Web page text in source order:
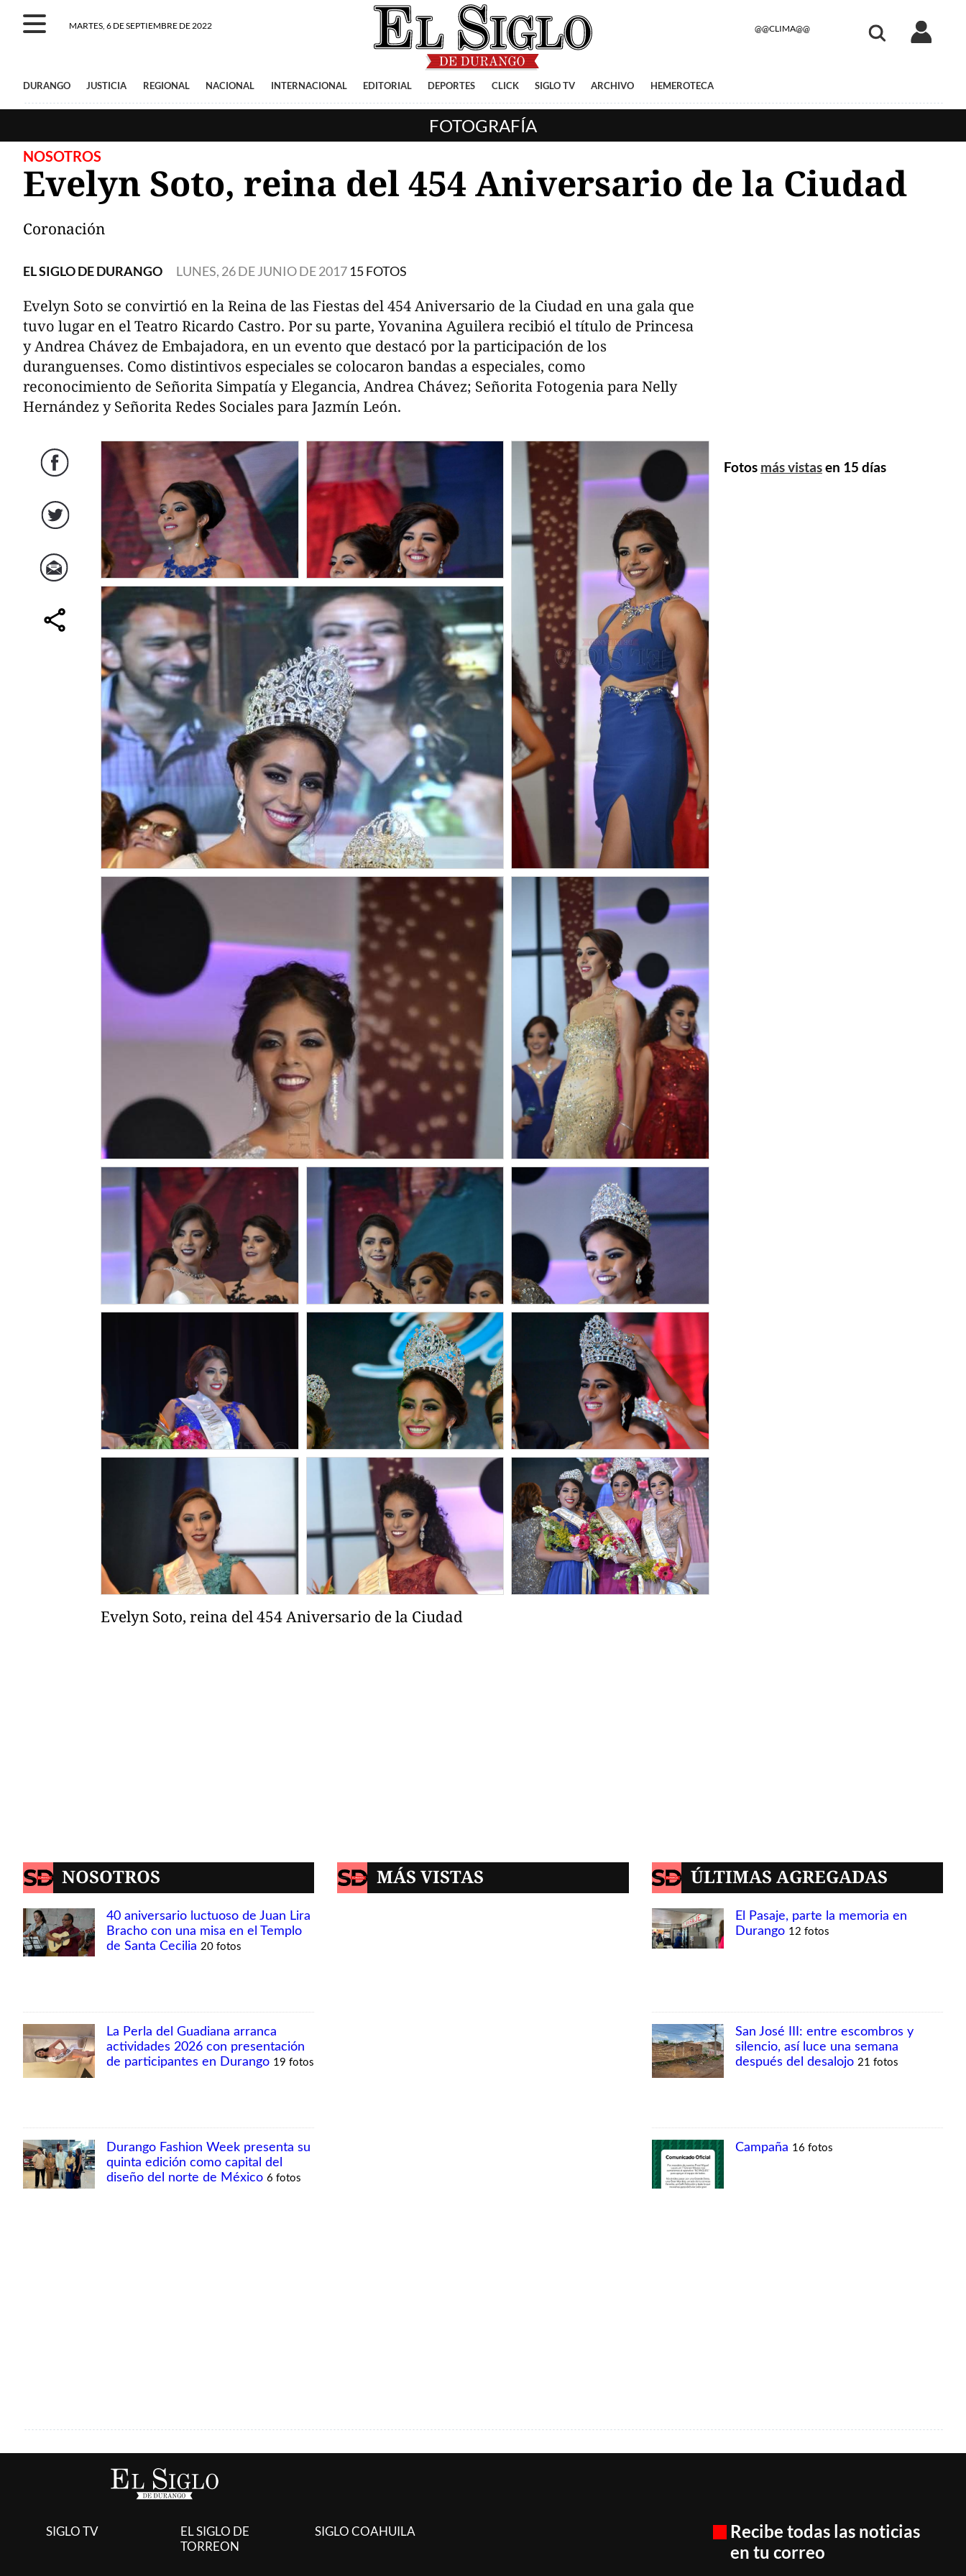
MARTES, 6 DE SEPTIEMBRE DE 2022 @@CLIMA@@
DURANGO JUSTICIA REGIONAL NACIONAL INTERNACIONAL EDITORIAL DEPORTES CLICK SIGLO TV ARCHIVO HEMEROTECA
FOTOGRAFÍA
NOSOTROS
Evelyn Soto, reina del 454 Aniversario de la Ciudad
Coronación
EL SIGLO DE DURANGO LUNES, 26 DE JUNIO DE 2017 15 FOTOS
Evelyn Soto se convirtió en la Reina de las Fiestas del 454 Aniversario de la Ciudad en una gala que
tuvo lugar en el Teatro Ricardo Castro. Por su parte, Yovanina Aguilera recibió el título de Princesa
y Andrea Chávez de Embajadora, en un evento que destacó por la participación de los
duranguenses. Como distintivos especiales se colocaron bandas a especiales, como
reconocimiento de Señorita Simpatía y Elegancia, Andrea Chávez; Señorita Fotogenia para Nelly
Hernández y Señorita Redes Sociales para Jazmín León.
Facebook
Twitter
Correo
comparte
Evelyn Soto, reina del 454 Aniversario de la Ciudad
Fotos más vistasen 15 días
NOSOTROS MÁS VISTAS ÚLTIMAS AGREGADAS